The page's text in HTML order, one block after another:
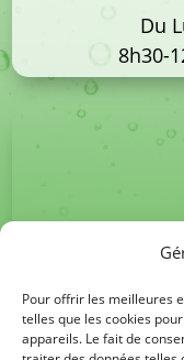
Pour offrir les meilleures
telles que les cookies
appareils. Le fait de
Du
8h30-